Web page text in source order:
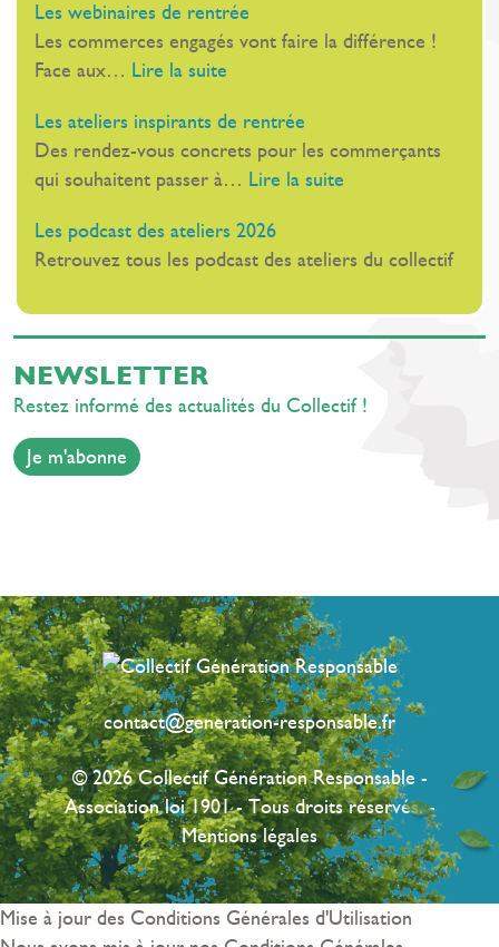
19
novembre,
Au
Stéphanie,
à
Cannes
Les webinaires de rentrée
Les commerces engagés vont faire la différence !
Face aux… Lire la suite
webinaires
de
rentrée
Les ateliers inspirants de rentrée
Des rendez-vous concrets pour les commerçants
qui souhaitent passer à… Lire la suite
inspirants
Les podcast des ateliers 2026
Retrouvez tous les podcast des ateliers du collectif
NEWSLETTER
Restez informé des actualités du Collectif !
Je m'abonne
contact@generation-responsable.fr
© 2026 Collectif Génération Responsable -
Association loi 1901 - Tous droits réservés. -
Mentions légales
Mise à jour des Conditions Générales d'Utilisation